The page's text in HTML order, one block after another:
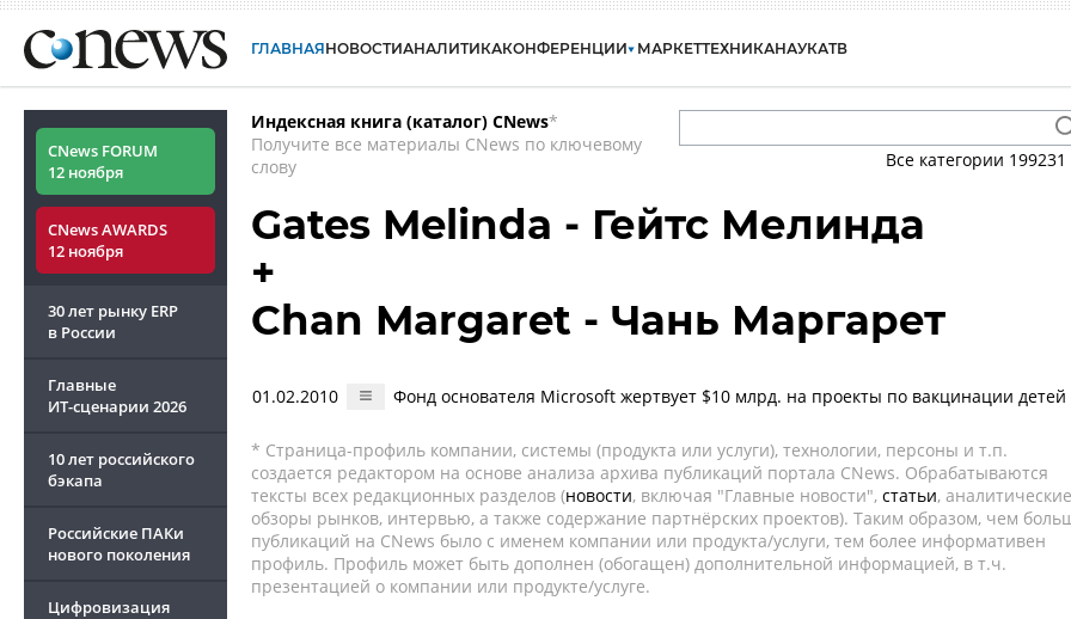
ГЛАВНАЯНОВОСТИАНАЛИТИКАКОНФЕРЕНЦИИ МАРКЕТТЕХНИКАНАУКАТВ
CNews FORUM
12 ноября
CNews AWARDS
12 ноября
30 лет рынку ERP
в России
Главные
ИТ-сценарии 2026
10 лет российского
бэкапа
Российские ПАКи
нового поколения
Цифровизация
Индексная книга (каталог) CNews*
Получите все материалы CNews по ключевому
слову
Все категории 199231
Gates Melinda - Гейтс Мелинда
+
Chan Margaret - Чань Маргарет
01.02.2010 Фонд основателя Microsoft жертвует $10 млрд. на проекты по вакцинации детей
* Страница-профиль компании, системы (продукта или услуги), технологии, персоны и т.п.
создается редактором на основе анализа архива публикаций портала CNews. Обрабатываются
тексты всех редакционных разделов (новости, включая "Главные новости", статьи, аналитические
обзоры рынков, интервью, а также содержание партнёрских проектов). Таким образом, чем
публикаций на CNews было с именем компании или продукта/услуги, тем более информативен
профиль. Профиль может быть дополнен (обогащен) дополнительной информацией, в т.ч.
презентацией о компании или продукте/услуге.